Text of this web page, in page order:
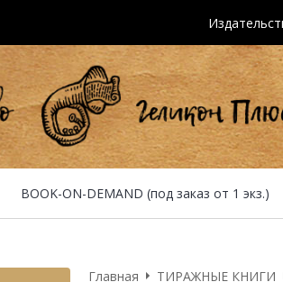
BOOK-ON-DEMAND (под заказ от 1 экз.)
Главная ТИРАЖНЫЕ КНИГИ